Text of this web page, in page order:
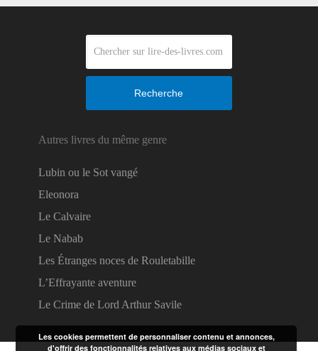
Recherche
Autres livres du même genre
Lubin ou le Sot vangé
Eleonora
Le Calvaire
Le Nabab
Les Étranges noces de Rouletabille
L’Effrayante aventure
Le Crime de Lord Arthur Savile
Les cookies permettent de personnaliser contenu et annonces,
d'offrir des fonctionnalités relatives aux médias sociaux et